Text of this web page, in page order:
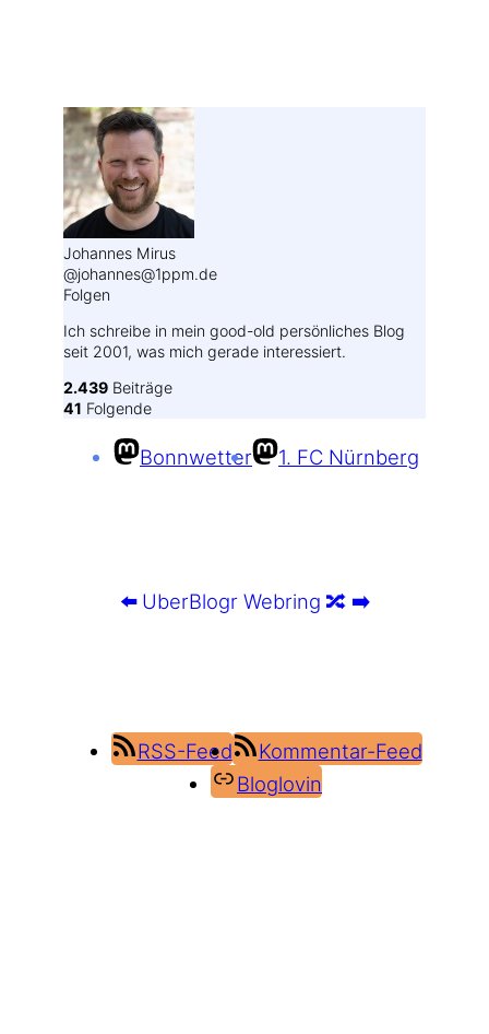
Johannes Mirus
@johannes@1ppm.de
Folgen
Ich schreibe in mein good-old persönliches Blog
seit 2001, was mich gerade interessiert.
2.439 Beiträge
41 Folgende
Bonnwetter 1. FC Nürnberg
⬅️ UberBlogr Webring 🔀 ➡️
RSS-Feed
Kommentar-Feed
Bloglovin